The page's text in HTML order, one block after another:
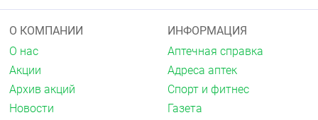
Хранить в местах, недоступных для детей, при
температуре от +5 °С до +25 °С.
Срок годности
3 года с даты изготовления.
О КОМПАНИИ
О нас
Акции
Архив акций
Новости
ИНФОРМАЦИЯ
Аптечная справка
Адреса аптек
Спорт и фитнес
Газета